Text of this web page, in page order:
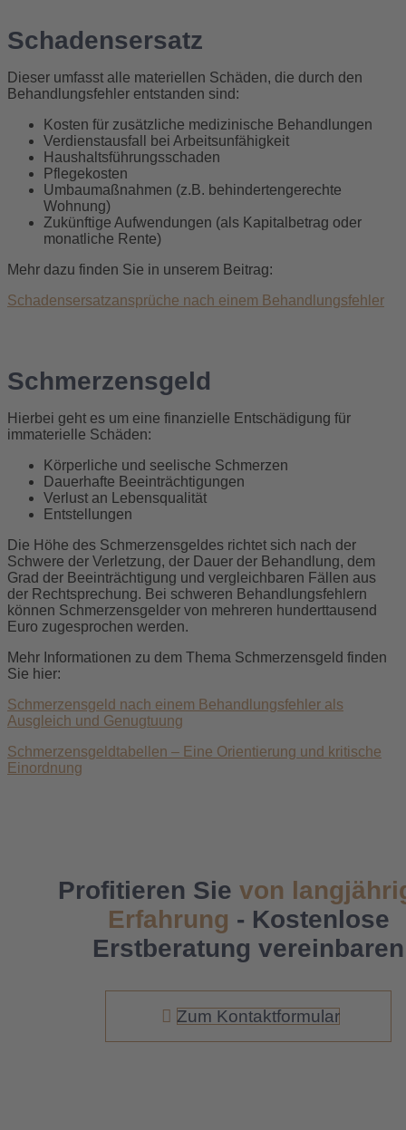
Schadensersatz
Dieser umfasst alle materiellen Schäden, die durch den
Behandlungsfehler entstanden sind:
Kosten für zusätzliche medizinische Behandlungen
Verdienstausfall bei Arbeitsunfähigkeit
Haushaltsführungsschaden
Pflegekosten
Umbaumaßnahmen (z.B. behindertengerechte
Wohnung)
Zukünftige Aufwendungen (als Kapitalbetrag oder
monatliche Rente)
Mehr dazu finden Sie in unserem Beitrag:
Schadensersatzansprüche nach einem Behandlungsfehler
Schmerzensgeld
Hierbei geht es um eine finanzielle Entschädigung für
immaterielle Schäden:
Körperliche und seelische Schmerzen
Dauerhafte Beeinträchtigungen
Verlust an Lebensqualität
Entstellungen
Die Höhe des Schmerzensgeldes richtet sich nach der
Schwere der Verletzung, der Dauer der Behandlung, dem
Grad der Beeinträchtigung und vergleichbaren Fällen aus
der Rechtsprechung. Bei schweren Behandlungsfehlern
können Schmerzensgelder von mehreren hunderttausend
Euro zugesprochen werden.
Mehr Informationen zu dem Thema Schmerzensgeld finden
Sie hier:
Schmerzensgeld nach einem Behandlungsfehler als
Ausgleich und Genugtuung
Schmerzensgeldtabellen – Eine Orientierung und kritische
Einordnung
Profitieren Sie von
Erfahrung - Kostenlose
Erstberatung vereinbaren
Zum Kontaktformular